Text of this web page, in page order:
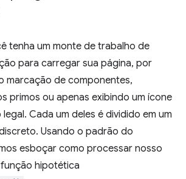
tenha um monte de trabalho de
para carregar sua página, por
marcação de componentes,
primos ou apenas exibindo um ícone
Cada um deles é dividido em um
Usando o padrão do
esboçar como processar nosso
hipotética